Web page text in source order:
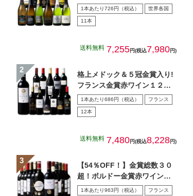
本セット 第４３弾
1本あたり726円（税込） 世界各国
11本
送料無料 7,255円(税込7,980円)
格上メドック＆５冠金賞入り!
フランス金賞赤ワイン１２本
セット 第１０８弾
1本あたり686円（税込） フランス
12本
送料無料 7,480円(税込8,228円)
【54％OFF！】金賞総数３０
超！ボルドー金賞赤ワイン１
２本セット 第１5弾
1本あたり963円（税込） フランス